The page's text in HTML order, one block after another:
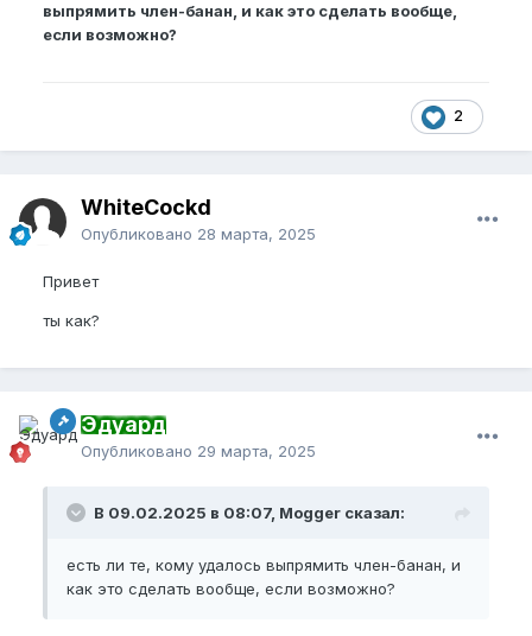
выпрямить член-банан, и как это сделать вообще,
если возможно?
2
WhiteCockd
Опубликовано 28 марта, 2025
Привет
ты как?
Эдуард
Опубликовано 29 марта, 2025
В 09.02.2025 в 08:07, Mogger сказал:
есть ли те, кому удалось выпрямить член-банан, и
как это сделать вообще, если возможно?